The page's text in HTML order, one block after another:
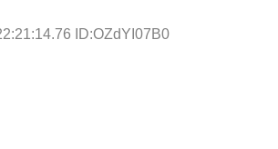
ID:OZdYI07B0